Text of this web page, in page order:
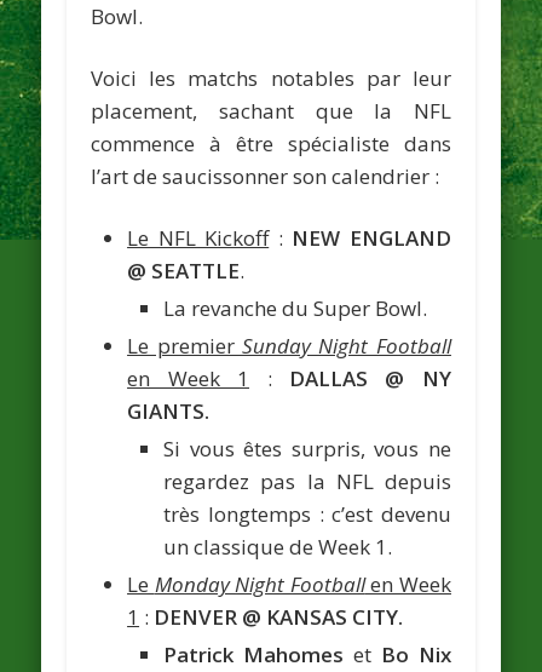
Bowl.
Voici les matchs notables par leur
placement, sachant que la NFL
commence à être spécialiste dans
l’art de saucissonner son calendrier :
Le NFL Kickoff: NEW ENGLAND
@ SEATTLE.
La revanche du Super Bowl.
Le premier Sunday Night Football
en Week 1
: DALLAS @ NY
GIANTS.
Si vous êtes surpris, vous ne
regardez pas la NFL depuis
très longtemps : c’est devenu
un classique de Week 1.
Le Monday Night Footballen Week
1 : DENVER @ KANSAS CITY.
Patrick Mahomes et Bo Nix